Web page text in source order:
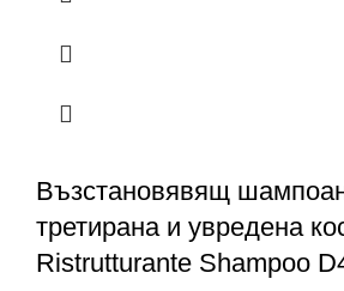
Възстановявящ
третирана и увредена
Ristrutturante Shampoo